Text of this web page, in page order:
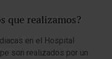
que realizamos?
en el Hospital
son realizados por un